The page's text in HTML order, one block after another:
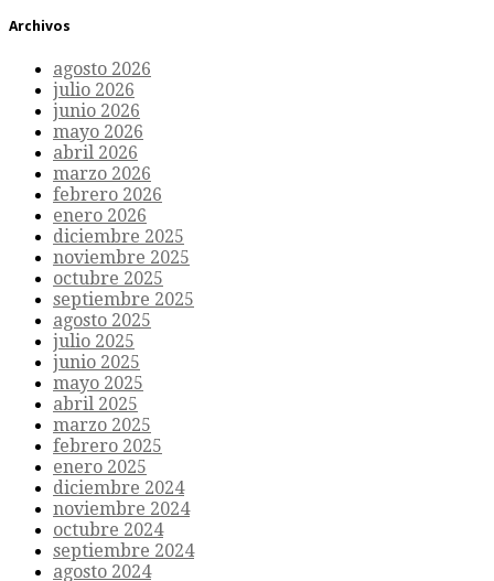
Archivos
agosto 2026
julio 2026
junio 2026
mayo 2026
abril 2026
marzo 2026
febrero 2026
enero 2026
diciembre 2025
noviembre 2025
octubre 2025
septiembre 2025
agosto 2025
julio 2025
junio 2025
mayo 2025
abril 2025
marzo 2025
febrero 2025
enero 2025
diciembre 2024
noviembre 2024
octubre 2024
septiembre 2024
agosto 2024